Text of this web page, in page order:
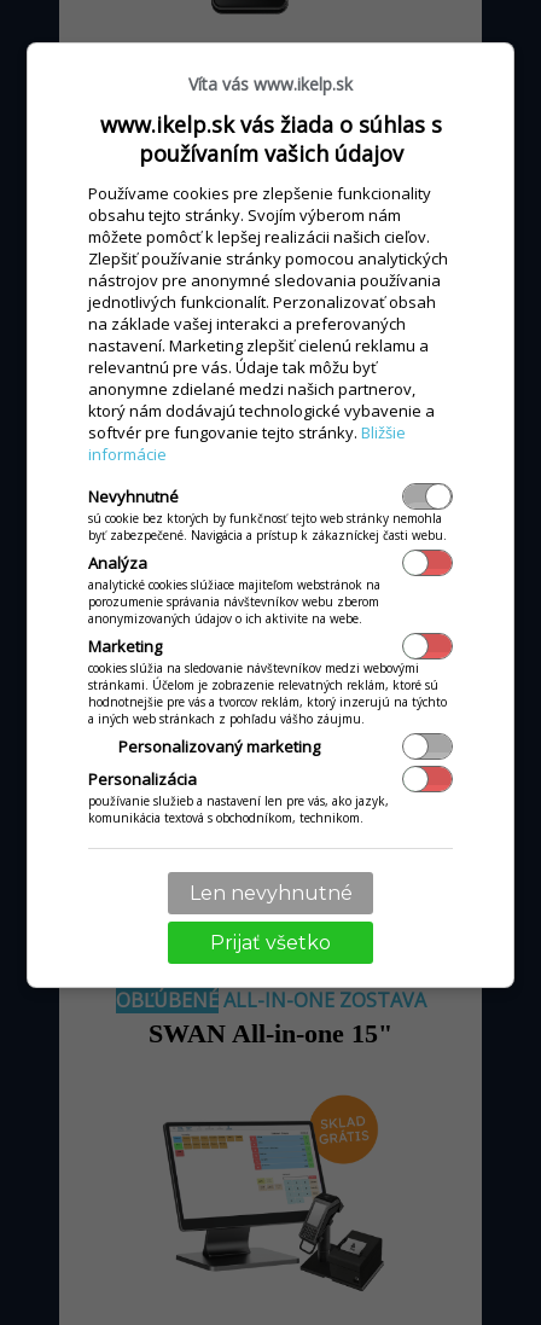
od 0 - 24 € mesačne
podľa výšky obratu kartou
MÁM ZÁUJEM
ALL-IN-ONE POKLADŇA
All-in-one P3MIX
od 36 € mesačne
pri obrate kartou nad tisíc €
MÁM ZÁUJEM
OBĽÚBENÉALL-IN-ONE ZOSTAVA
SWAN All-in-one 15"
Víta vás www.ikelp.sk
www.ikelp.sk vás žiada o súhlas s
používaním vašich údajov
Používame cookies pre zlepšenie funkcionality
obsahu tejto stránky. Svojím výberom nám
môžete pomôcť k lepšej realizácii našich cieľov.
Zlepšiť používanie stránky pomocou analytických
nástrojov pre anonymné sledovania používania
jednotlivých funkcionalít. Perzonalizovať obsah
na základe vašej interakci a preferovaných
nastavení. Marketing zlepšiť cielenú reklamu a
relevantnú pre vás. Údaje tak môžu byť
anonymne zdielané medzi našich partnerov,
ktorý nám dodávajú technologické vybavenie a
softvér pre fungovanie tejto stránky.Bližšie
informácie
Nevyhnutné
sú cookie bez ktorých by funkčnosť tejto web stránky nemohla
byť zabezpečené. Navigácia a prístup k zákazníckej časti webu.
Analýza
analytické cookies slúžiace majiteľom webstránok na
porozumenie správania návštevníkov webu zberom
anonymizovaných údajov o ich aktivite na webe.
Marketing
cookies slúžia na sledovanie návštevníkov medzi webovými
stránkami. Účelom je zobrazenie relevatných reklám, ktoré sú
hodnotnejšie pre vás a tvorcov reklám, ktorý inzerujú na týchto
a iných web stránkach z pohľadu vášho záujmu.
Personalizovaný marketing
Personalizácia
používanie služieb a nastavení len pre vás, ako jazyk,
komunikácia textová s obchodníkom, technikom.
Len nevyhnutné
Prijať všetko